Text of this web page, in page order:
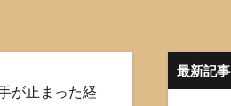
が止まった経
最新記事